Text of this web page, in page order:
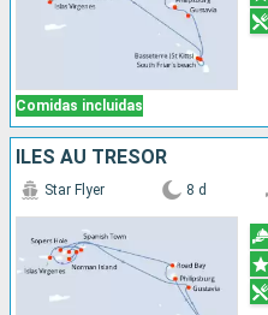
Comidas incluidas
ÎLES AU TRÉSOR
Star Flyer 8 d